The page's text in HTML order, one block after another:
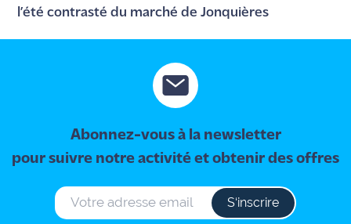
générales
l’été contrasté du marché de Jonquières
Abonnez-vous à la newsletter
pour suivre notre activité et obtenir des offres
S‘inscrire